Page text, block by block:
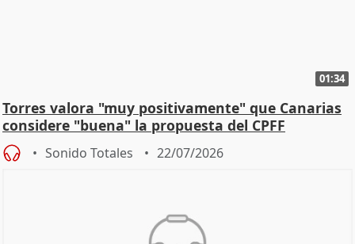
01:34
Torres valora "muy positivamente" que Canarias
considere "buena" la propuesta del CPFF
Sonido Totales 22/07/2026